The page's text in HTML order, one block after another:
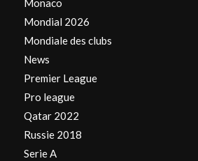
Monaco
Mondial 2026
Mondiale des clubs
News
Premier League
Pro league
Qatar 2022
Russie 2018
Serie A